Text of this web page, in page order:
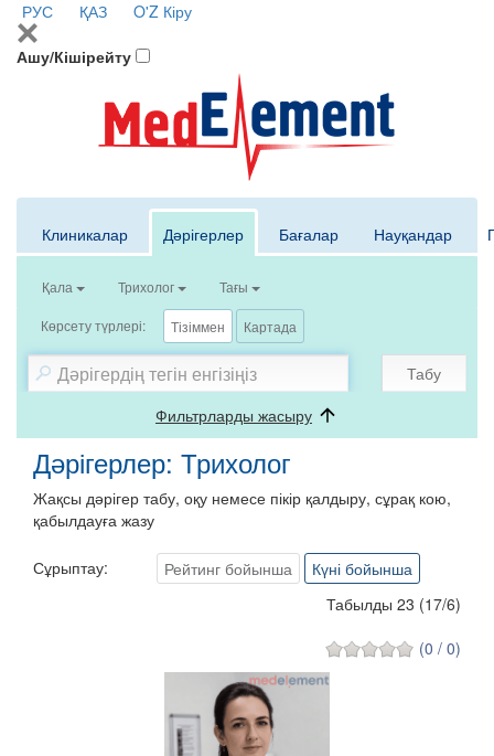
РУС ҚАЗ O'Z Кіру
Ашу/Кішірейту
Клиникалар Дәрігерлер Бағалар Науқандар
Қала Трихолог Тағы
Көрсету түрлері: Тізіммен Картада
Табу
Фильтрларды жасыру
Дәрігерлер: Трихолог
Жақсы дәрігер табу, оқу немесе пікір қалдыру, сұрақ кою,
қабылдауға жазу
Сұрыптау: Рейтинг бойынша
Күні бойынша
Табылды 23 (17/6)
(0 / 0)